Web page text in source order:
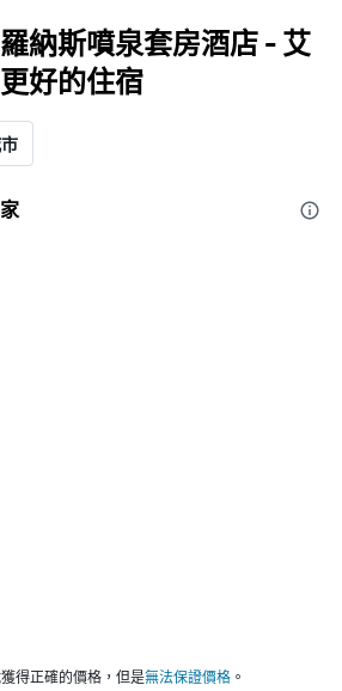
納斯噴泉套房酒店 - 艾
好的住宿
得正確的價格，但是無法保證價格 。